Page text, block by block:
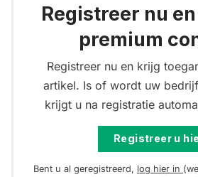
Registreer nu
premium
Registreer nu en krijg
artikel. Is of wordt uw
krijgt u na registratie
Registreer u
Bent u al geregistreerd, log hier in